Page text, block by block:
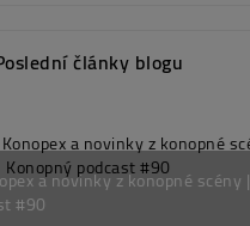
články blogu
a novinky z konopné scény |
#90
Kdy začít s outdoor pěstováním konopí? 🌱